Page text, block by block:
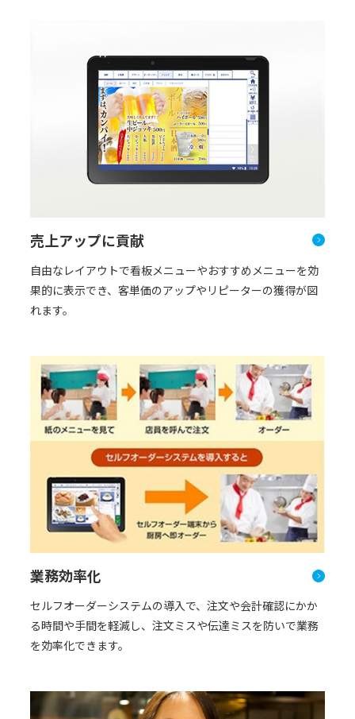
売上アップに貢献
自由なレイアウトで看板メニューやおすすめメニューを効
果的に表示でき、客単価のアップやリピーターの獲得が図
れます。
業務効率化
セルフオーダーシステムの導入で、注文や会計確認にかか
る時間や手間を軽減し、注文ミスや伝達ミスを防いで業務
を効率化できます。